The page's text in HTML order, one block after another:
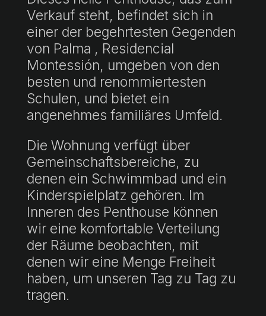
Verkauf steht, befindet sich in
einer der begehrtesten Gegenden
von Palma , Residencial
Montessión, umgeben von den
besten und renommiertesten
Schulen, und bietet ein
angenehmes familiäres Umfeld.
Die Wohnung verfügt über
Gemeinschaftsbereiche, zu
denen ein Schwimmbad und ein
Kinderspielplatz gehören. Im
Inneren des Penthouse können
wir eine komfortable Verteilung
der Räume beobachten, mit
denen wir eine Menge Freiheit
haben, um unseren Tag zu Tag zu
tragen.